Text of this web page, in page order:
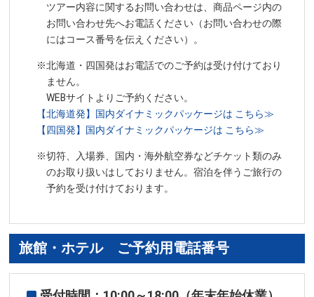
ツアー内容に関するお問い合わせは、商品ページ内の
お問い合わせ先へお電話ください（お問い合わせの際
にはコース番号を伝えください）。
※北海道・四国発はお電話でのご予約は受け付けており
ません。
WEBサイトよりご予約ください。
【北海道発】国内ダイナミックパッケージは こちら≫
【四国発】国内ダイナミックパッケージは こちら≫
※切符、入場券、国内・海外航空券などチケット類のみ
のお取り扱いはしておりません。宿泊を伴うご旅行の
予約を受け付けております。
旅館・ホテル ご予約用電話番号